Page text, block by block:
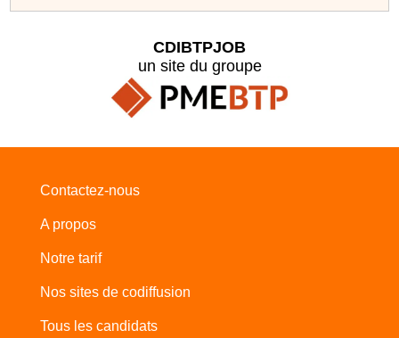
CDIBTPJOB
un site du groupe
Contactez-nous
A propos
Notre tarif
Nos sites de codiffusion
Tous les candidats